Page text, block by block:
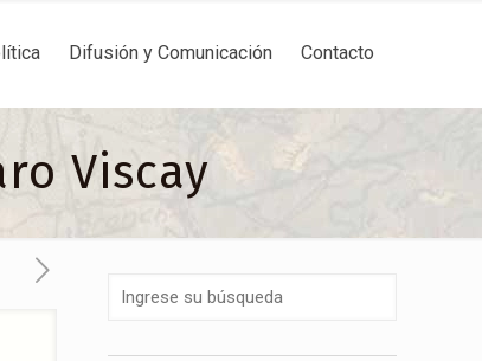
Difusión y Comunicación Contacto
Viscay